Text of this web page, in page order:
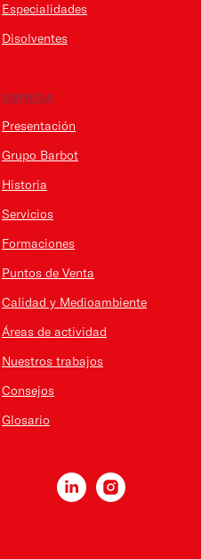
Especialidades
Disolventes
EMPRESA
Presentación
Grupo Barbot
Historia
Servicios
Formaciones
Puntos de Venta
Calidad y Medioambiente
Áreas de actividad
Nuestros trabajos
Consejos
Glosario